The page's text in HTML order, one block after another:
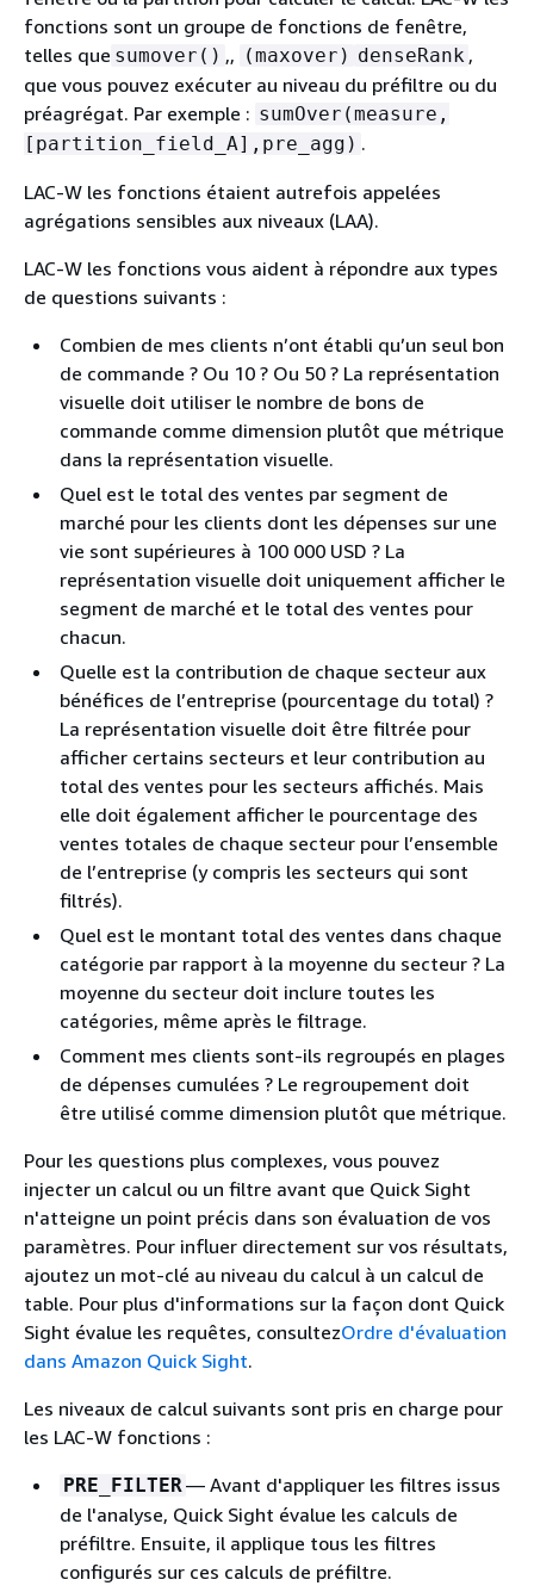
fonctions sont un groupe de fonctions de fenêtre,
telles que sumover() ,, (maxover) denseRank ,
que vous pouvez exécuter au niveau du préfiltre ou du
préagrégat. Par exemple : sumOver(measure,
[partition_field_A],pre_agg) .
LAC-W les fonctions étaient autrefois appelées
agrégations sensibles aux niveaux (LAA).
LAC-W les fonctions vous aident à répondre aux types
de questions suivants :
Combien de mes clients n’ont établi qu’un seul bon
de commande ? Ou 10 ? Ou 50 ? La représentation
visuelle doit utiliser le nombre de bons de
commande comme dimension plutôt que métrique
dans la représentation visuelle.
Quel est le total des ventes par segment de
marché pour les clients dont les dépenses sur une
vie sont supérieures à 100 000 USD ? La
représentation visuelle doit uniquement afficher le
segment de marché et le total des ventes pour
chacun.
Quelle est la contribution de chaque secteur aux
bénéfices de l’entreprise (pourcentage du total) ?
La représentation visuelle doit être filtrée pour
afficher certains secteurs et leur contribution au
total des ventes pour les secteurs affichés. Mais
elle doit également afficher le pourcentage des
ventes totales de chaque secteur pour l’ensemble
de l’entreprise (y compris les secteurs qui sont
filtrés).
Quel est le montant total des ventes dans chaque
catégorie par rapport à la moyenne du secteur ? La
moyenne du secteur doit inclure toutes les
catégories, même après le filtrage.
Comment mes clients sont-ils regroupés en plages
de dépenses cumulées ? Le regroupement doit
être utilisé comme dimension plutôt que métrique.
Pour les questions plus complexes, vous pouvez
injecter un calcul ou un filtre avant que Quick Sight
n'atteigne un point précis dans son évaluation de vos
paramètres. Pour influer directement sur vos résultats,
ajoutez un mot-clé au niveau du calcul à un calcul de
table. Pour plus d'informations sur la façon dont Quick
Sight évalue les requêtes, consultezOrdre d'évaluation
dans Amazon Quick Sight.
Les niveaux de calcul suivants sont pris en charge pour
les LAC-W fonctions :
PRE_FILTER— Avant d'appliquer les filtres issus
de l'analyse, Quick Sight évalue les calculs de
préfiltre. Ensuite, il applique tous les filtres
configurés sur ces calculs de préfiltre.